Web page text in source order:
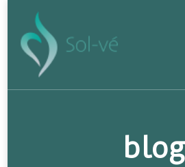
blog